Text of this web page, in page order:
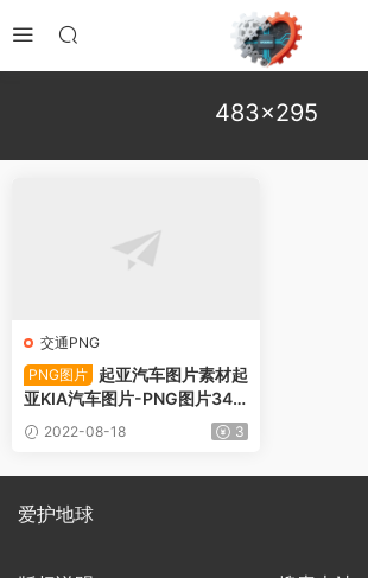
483×295
交通PNG
PNG图片
起亚汽车图片素材起
亚KIA汽车图片-PNG图片343
18下载
2022-08-18 3
爱护地球